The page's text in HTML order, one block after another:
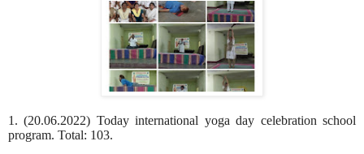
1. (20.06.2022) Today international yoga day celebration school
program. Total: 103.